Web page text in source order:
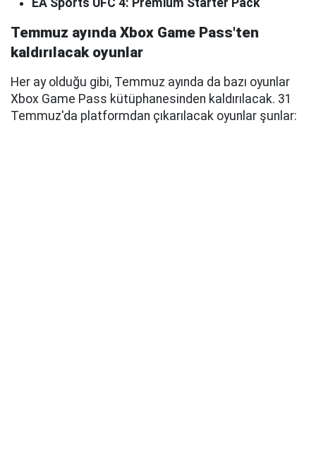
EA Sports UFC 4: Premium Starter Pack
Temmuz ayında Xbox Game Pass'ten
kaldırılacak oyunlar
Her ay olduğu gibi, Temmuz ayında da bazı oyunlar
Xbox Game Pass kütüphanesinden kaldırılacak. 31
Temmuz'da platformdan çıkarılacak oyunlar şunlar: